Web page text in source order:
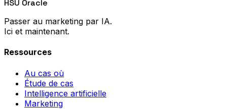
HSU Oracle
Passer au marketing par IA.
Ici et maintenant.
Ressources
Au cas où
Étude de cas
Intelligence artificielle
Marketing